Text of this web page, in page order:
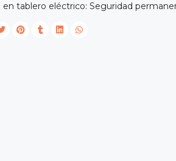
tablero eléctrico: Seguridad